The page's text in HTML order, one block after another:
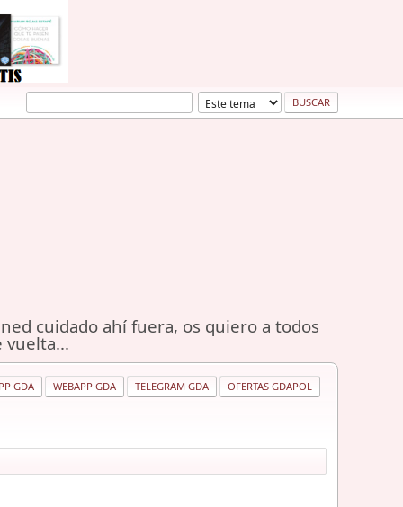
cuidado ahí fuera, os quiero a todos
vuelta...
GDA WEBAPP GDA TELEGRAM GDA OFERTAS GDAPOL